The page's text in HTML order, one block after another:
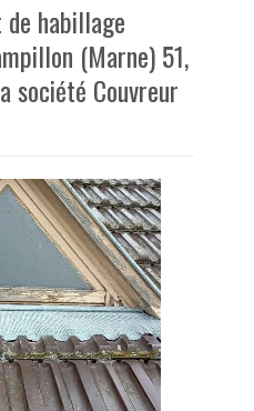
habillage
(Marne) 51,
société Couvreur